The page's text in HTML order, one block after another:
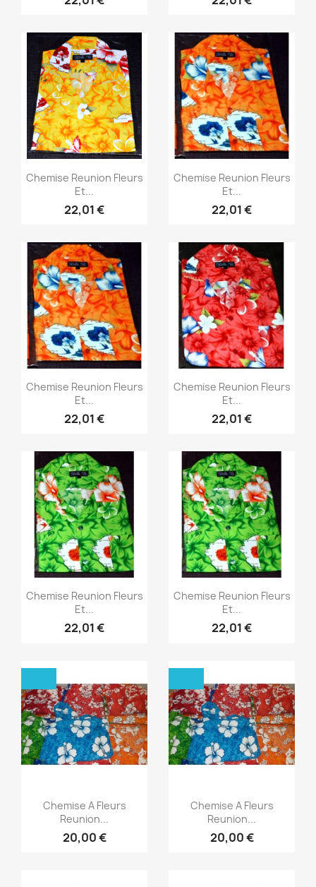
Aperçu rapide
Chemise Reunion Fleurs
Et...
22,01 €
Aperçu rapide
Chemise Reunion Fleurs
Et...
22,01 €
Aperçu rapide
Chemise Reunion Fleurs
Et...
22,01 €
Aperçu rapide
Chemise Reunion Fleurs
Et...
22,01 €
Aperçu rapide
Chemise Reunion Fleurs
Et...
22,01 €
Aperçu rapide
Chemise Reunion Fleurs
Et...
22,01 €
Aperçu rapide
Chemise A Fleurs
Reunion...
20,00 €
Aperçu rapide
Chemise A Fleurs
Reunion...
20,00 €